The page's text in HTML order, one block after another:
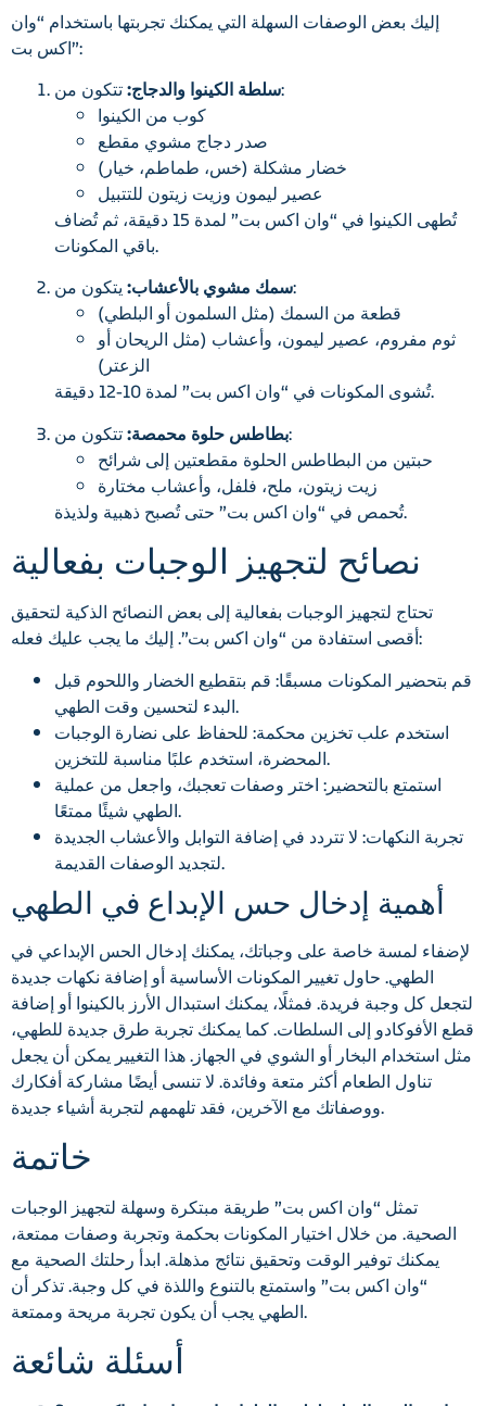
إليك بعض الوصفات السهلة التي يمكنك تجربتها باستخدام “وان
اكس بت”:
سلطة الكينوا والدجاج:تتكون من:
كوب من الكينوا
صدر دجاج مشوي مقطع
خضار مشكلة (خس، طماطم، خيار)
عصير ليمون وزيت زيتون للتتبيل
تُطهى الكينوا في “وان اكس بت” لمدة 15 دقيقة، ثم تُضاف
باقي المكونات.
سمك مشوي بالأعشاب:يتكون من:
قطعة من السمك (مثل السلمون أو البلطي)
ثوم مفروم، عصير ليمون، وأعشاب (مثل الريحان أو
الزعتر)
تُشوى المكونات في “وان اكس بت” لمدة 10-12 دقيقة.
بطاطس حلوة محمصة:تتكون من:
حبتين من البطاطس الحلوة مقطعتين إلى شرائح
زيت زيتون، ملح، فلفل، وأعشاب مختارة
تُحمص في “وان اكس بت” حتى تُصبح ذهبية ولذيذة.
نصائح لتجهيز الوجبات بفعالية
تحتاج لتجهيز الوجبات بفعالية إلى بعض النصائح الذكية لتحقيق
أقصى استفادة من “وان اكس بت”. إليك ما يجب عليك فعله:
قم بتحضير المكونات مسبقًا: قم بتقطيع الخضار واللحوم قبل
البدء لتحسين وقت الطهي.
استخدم علب تخزين محكمة: للحفاظ على نضارة الوجبات
المحضرة، استخدم علبًا مناسبة للتخزين.
استمتع بالتحضير: اختر وصفات تعجبك، واجعل من عملية
الطهي شيئًا ممتعًا.
تجربة النكهات: لا تتردد في إضافة التوابل والأعشاب الجديدة
لتجديد الوصفات القديمة.
أهمية إدخال حس الإبداع في الطهي
لإضفاء لمسة خاصة على وجباتك، يمكنك إدخال الحس الإبداعي في
الطهي. حاول تغيير المكونات الأساسية أو إضافة نكهات جديدة
لتجعل كل وجبة فريدة. فمثلًا، يمكنك استبدال الأرز بالكينوا أو إضافة
قطع الأفوكادو إلى السلطات. كما يمكنك تجربة طرق جديدة للطهي،
مثل استخدام البخار أو الشوي في الجهاز. هذا التغيير يمكن أن يجعل
تناول الطعام أكثر متعة وفائدة. لا تنسى أيضًا مشاركة أفكارك
ووصفاتك مع الآخرين، فقد تلهمهم لتجربة أشياء جديدة.
خاتمة
تمثل “وان اكس بت” طريقة مبتكرة وسهلة لتجهيز الوجبات
الصحية. من خلال اختيار المكونات بحكمة وتجربة وصفات ممتعة،
يمكنك توفير الوقت وتحقيق نتائج مذهلة. ابدأ رحلتك الصحية مع
“وان اكس بت” واستمتع بالتنوع واللذة في كل وجبة. تذكر أن
الطهي يجب أن يكون تجربة مريحة وممتعة.
أسئلة شائعة